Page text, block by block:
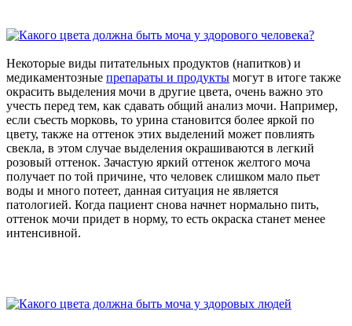
Некоторые виды питательных продуктов (напитков) и
медикаментозные препараты и продукты могут в итоге также
окрасить выделения мочи в другие цвета, очень важно это
учесть перед тем, как сдавать общий анализ мочи. Например,
если съесть морковь, то урина становится более яркой по
цвету, также на оттенок этих выделений может повлиять
свекла, в этом случае выделения окрашиваются в легкий
розовый оттенок. Зачастую яркий оттенок желтого моча
получает по той причине, что человек слишком мало пьет
воды и много потеет, данная ситуация не является
патологией. Когда пациент снова начнет нормально пить,
оттенок мочи придет в норму, то есть окраска станет менее
интенсивной.